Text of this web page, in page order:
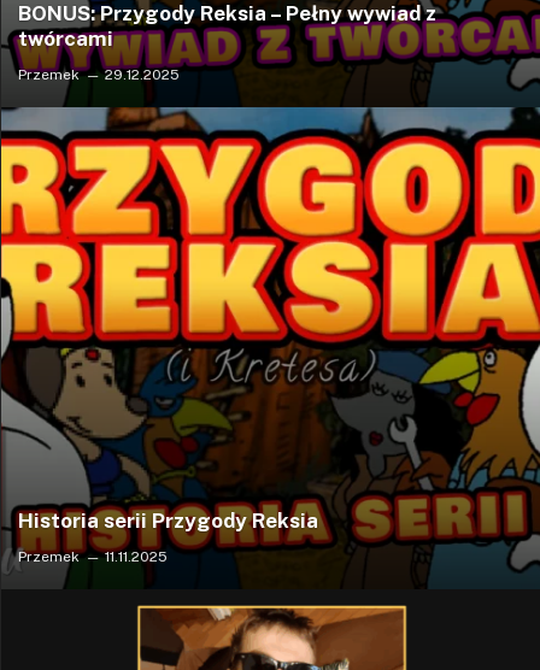
BONUS: Przygody Reksia – Pełny wywiad z
twórcami
Przemek 29.12.2025
Historia serii Przygody Reksia
Przemek 11.11.2025